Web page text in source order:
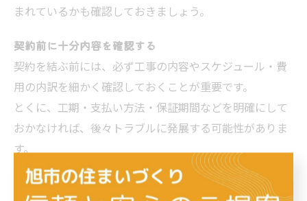
まれているかも確認しておきましょう。
契約前に十分内容を確認する
契約を結ぶ前には、必ず工事の内容やスケジュール・費
用の内訳を細かく確認しておくことが重要です。
とくに、工期・支払い方法・保証期間などを明確にして
おかなければ、後々トラブルに発展する可能性がありま
す。
リフォーム中の過ごし方を決めておく